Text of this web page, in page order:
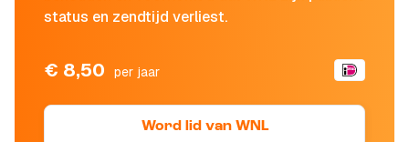
status en zendtijd verliest.
€ 8,50 per jaar
Word lid van WNL